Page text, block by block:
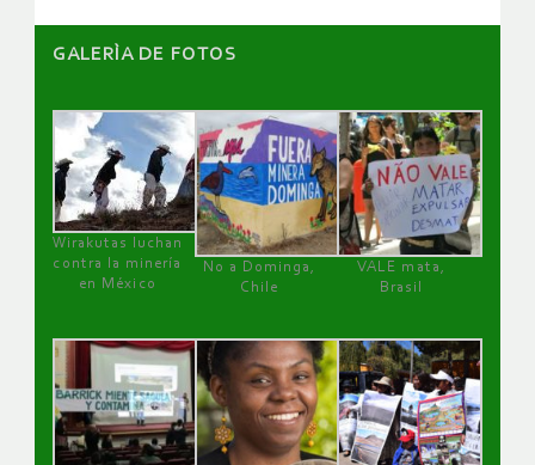
GALERÌA DE FOTOS
Wirakutas luchan
contra la minería
en México
No a Dominga,
Chile
VALE mata,
Brasil